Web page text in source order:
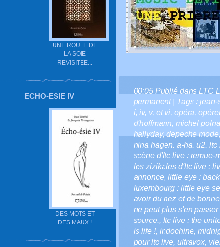
UNE ROUTE DE
LA SOIE
REVISITEE...
ECHO-ESIE IV
DES MOTS ET
DES MAUX !
00:05 Publié dans LTC
permanent| Tags : jean-
i, iv, v, et vi, opéra,
d'hoffmann, michel
hallyday,depeche mode
nina hagen, a-ha, u2, ltc
scène d'ltc live : remue-
les zizikales d'ltc live :
annonce, little eye :
luxembourg : little eye
avoir du nez et de
ne peut plus s'en passer
source., ltc live : the
is life !, indochine,
pour ltc live, ultravox,